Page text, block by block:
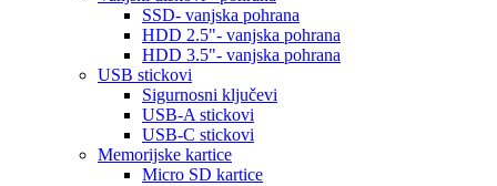
SSD- vanjska pohrana
HDD 2.5"- vanjska pohrana
HDD 3.5"- vanjska pohrana
USB stickovi
Sigurnosni ključevi
USB-A stickovi
USB-C stickovi
Memorijske kartice
Micro SD kartice